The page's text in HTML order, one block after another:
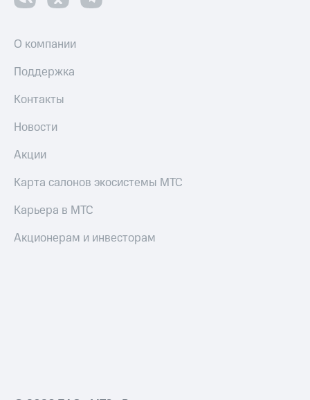
О компании
Поддержка
Контакты
Новости
Акции
Карта салонов экосистемы МТС
Карьера в МТС
Акционерам и инвесторам